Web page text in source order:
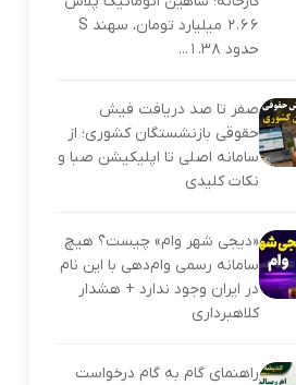
۲.۶۶ میلیارد تومان، سهند S
حدود ۱.۳۸...
صفر تا صد دریافت فیش
حقوقی بازنشستگان کشوری؛ از
سامانه اصلی تا اپلیکیشن صبا و
نکات کلیدی
«دیجی شهر وام» چیست؟ هیچ
سامانه رسمی وام‌دهی با این نام
در ایران وجود ندارد + هشدار
کلاهبرداری
راهنمای گام به گام درخواست